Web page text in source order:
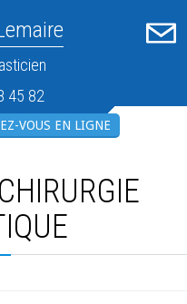
45 82
VOUS EN LIGNE
CHIRURGIE